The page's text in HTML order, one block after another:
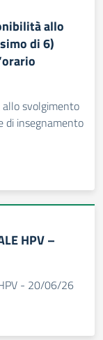
allo
di 6)
allo svolgimento
di insegnamento
HPV –
- 20/06/26